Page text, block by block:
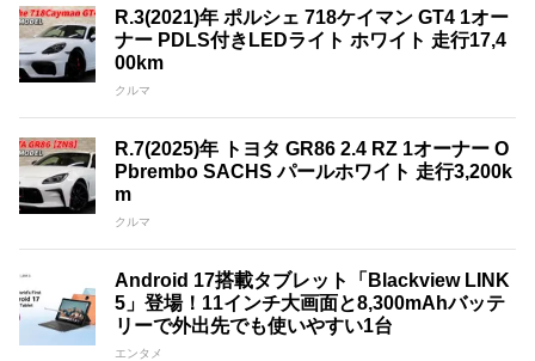
R.3(2021)年 ポルシェ 718ケイマン GT4 1オー
ナー PDLS付きLEDライト ホワイト 走行17,4
00km
クルマ
R.7(2025)年 トヨタ GR86 2.4 RZ 1オーナー O
Pbrembo SACHS パールホワイト 走行3,200k
m
クルマ
Android 17搭載タブレット「Blackview LINK
5」登場！11インチ大画面と8,300mAhバッテ
リーで外出先でも使いやすい1台
エンタメ